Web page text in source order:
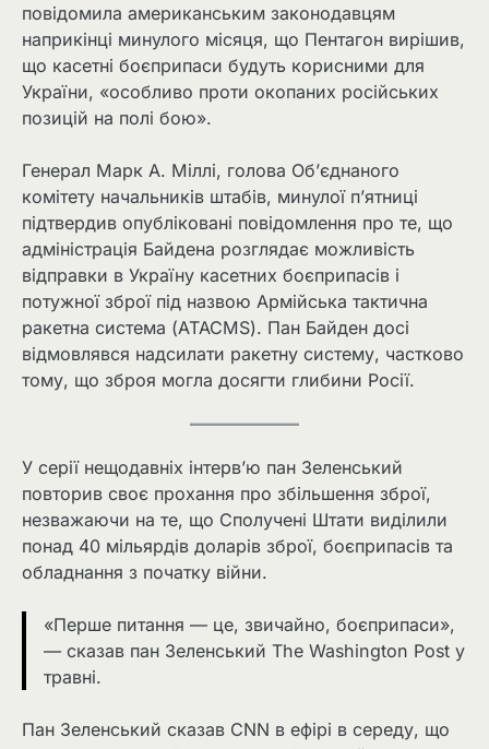
повідомила американським законодавцям
наприкінці минулого місяця, що Пентагон вирішив,
що касетні боєприпаси будуть корисними для
України, «особливо проти окопаних російських
позицій на полі бою».
Генерал Марк А. Міллі, голова Об’єднаного
комітету начальників штабів, минулої п’ятниці
підтвердив опубліковані повідомлення про те, що
адміністрація Байдена розглядає можливість
відправки в Україну касетних боєприпасів і
потужної зброї під назвою Армійська тактична
ракетна система (ATACMS). Пан Байден досі
відмовлявся надсилати ракетну систему, частково
тому, що зброя могла досягти глибини Росії.
У серії нещодавніх інтерв’ю пан Зеленський
повторив своє прохання про збільшення зброї,
незважаючи на те, що Сполучені Штати виділили
понад 40 мільярдів доларів зброї, боєприпасів та
обладнання з початку війни.
«Перше питання — це, звичайно, боєприпаси»,
— сказав пан Зеленський The Washington Post у
травні.
Пан Зеленський сказав CNN в ефірі в середу, що